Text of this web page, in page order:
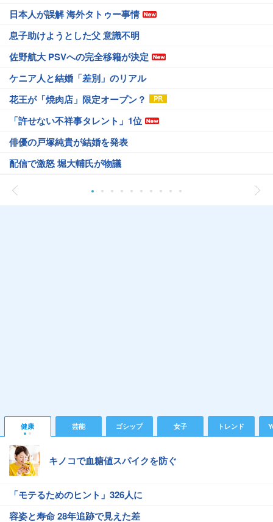
日本人が誤解 海外タトゥー事情
息子助けようとした父 意識不明
佐野航大 PSVへの完全移籍が決定
ケニア人と結婚「差別」のリアル
花王が「焼肉店」限定オープン？
「許せない不祥事タレント」1位
俳優の戸塚純貴が結婚を発表
配信で激怒 堀大輔氏が物議
健康 芸能 ゴシップ 女子 トレンド
キノコで血糖値スパイクを防ぐ
「モテるためのヒント」326人に
容姿と寿命 28年追跡で見えた差